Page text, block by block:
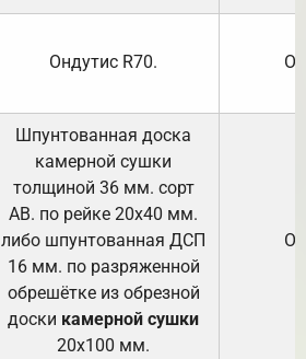
Ондутис R70.
Шпунтованная доска
камерной сушки
толщиной 36 мм. сорт
АВ. по рейке 20х40 мм.
либо шпунтованная ДСП
16 мм. по разряженной
обрешётке из обрезной
доски камерной сушки
20х100 мм.